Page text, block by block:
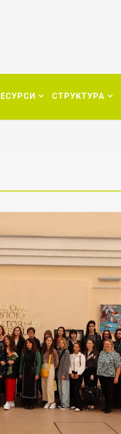
СТРУКТУРА